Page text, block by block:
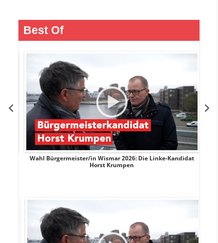
Best Of
Wahl Bürgermeister/in Wismar 2026: Die Linke-Kandidat
Horst Krumpen